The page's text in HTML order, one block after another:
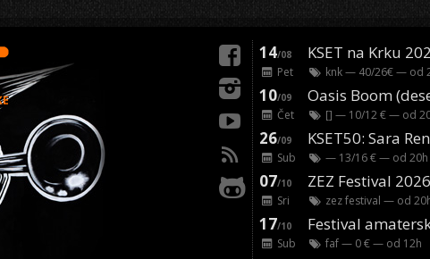
14/08 KSET na Krku
Pet knk— 40/26€ — od
10/09
Čet [] — 10/12 € — od
26/09
Sub — 13/16 € — od 20h
07/10 ZEZ Festival
Sri zez festival — od 20
17/10 Festival
Sub faf— 0 € — od 12h